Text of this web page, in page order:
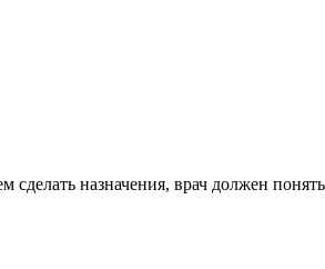
назначения, врач должен